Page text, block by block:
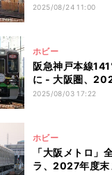
2025/08/24 11:00
ホビー
阪急神戸本線
に - 大阪圏、
2025/08/03 17:22
ホビー
「大阪メトロ」
ラ、2027年度末